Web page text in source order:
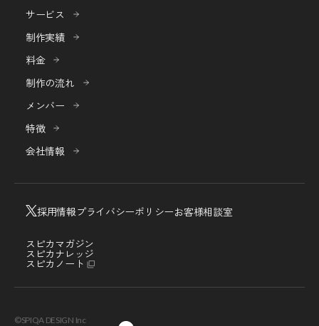
サービス
制作実績
料金
制作の流れ
メンバー
特徴
会社情報
採用情報プライバシーポリシーお客様相談室
スピカマガジン
スピカナレッジ
スピカノート
©SPIQA DESIGN Inc